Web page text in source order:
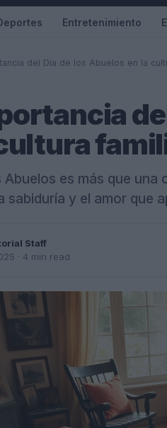
Entretenimiento
del Día de los Abuelos en la
Abuelos es más que
sabiduría y el amor que
Staff
· 4 min read